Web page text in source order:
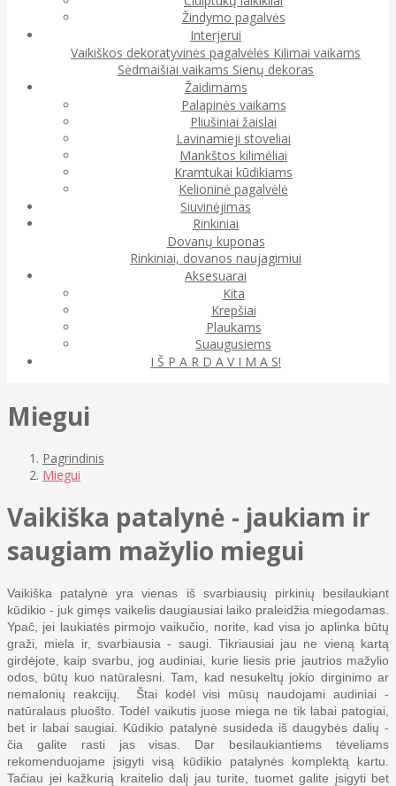
Žindymo pagalvės
Interjerui
Vaikiškos dekoratyvinės pagalvėlės Kilimai vaikams
Sėdmaišiai vaikams Sienų dekoras
Žaidimams
Palapinės vaikams
Pliušiniai žaislai
Lavinamieji stoveliai
Mankštos kilimėliai
Kramtukai kūdikiams
Kelioninė pagalvėlė
Siuvinėjimas
Rinkiniai
Dovanų kuponas
Rinkiniai, dovanos naujagimiui
Aksesuarai
Kita
Krepšiai
Plaukams
Suaugusiems
I Š P A R D A V I M A S!
Miegui
Pagrindinis
Miegui
Vaikiška patalynė - jaukiam ir
saugiam mažylio miegui
Vaikiška patalynė yra vienas iš svarbiausių pirkinių besilaukiant
kūdikio - juk gimęs vaikelis daugiausiai laiko praleidžia miegodamas.
Ypač, jei laukiatės pirmojo vaikučio, norite, kad visa jo aplinka būtų
graži, miela ir, svarbiausia - saugi. Tikriausiai jau ne vieną kartą
girdėjote, kaip svarbu, jog audiniai, kurie liesis prie jautrios mažylio
odos, būtų kuo natūralesni. Tam, kad nesukeltų jokio dirginimo ar
nemalonių reakcijų. Štai kodėl visi mūsų naudojami audiniai -
natūralaus pluošto. Todėl vaikutis juose miega ne tik labai patogiai,
bet ir labai saugiai. Kūdikio patalynė susideda iš daugybės dalių -
čia galite rasti jas visas. Dar besilaukiantiems tėveliams
rekomenduojame įsigyti visą kūdikio patalynės komplektą kartu.
Tačiau jei kažkurią kraitelio dalį jau turite, tuomet galite įsigyti bet